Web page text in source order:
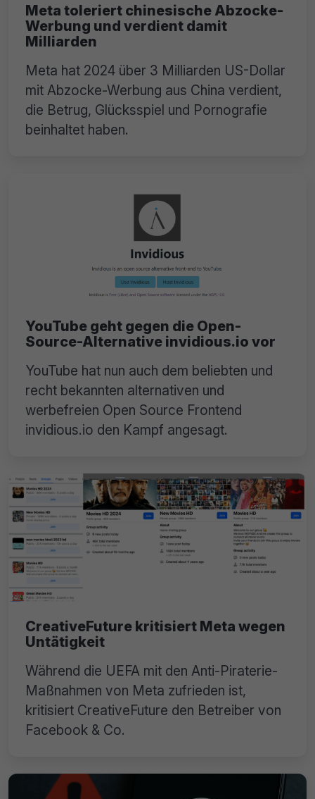
Meta toleriert chinesische Abzocke-
Werbung und verdient damit
Milliarden
Meta hat 2024 über 3 Milliarden US-Dollar
mit Abzocke-Werbung aus China verdient,
die Betrug, Glücksspiel und Pornografie
beinhaltet haben.
YouTube geht gegen die Open-
Source-Alternative invidious.io vor
YouTube hat nun auch dem beliebten und
recht bekannten alternativen und
werbefreien Open Source Frontend
invidious.io den Kampf angesagt.
CreativeFuture kritisiert Meta wegen
Untätigkeit
Während die UEFA mit den Anti-Piraterie-
Maßnahmen von Meta zufrieden ist,
kritisiert CreativeFuture den Betreiber von
Facebook & Co.